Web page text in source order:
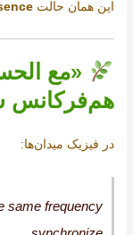
این همان حالت
«مع
هم‌فرکانس
در فیزیک میدان‌ها:
same frequency